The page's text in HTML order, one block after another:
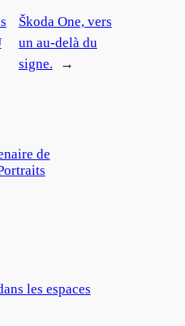
Škoda One, vers
un au-delà du
signe.
→
de
les espaces